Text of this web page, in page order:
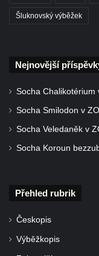
Vyhlídka Jelení
jeskyně)
Konojedské
Vyhlídka u
Šenov)
Vyhlídka Jehla u
Skalní město
Šluknovský výběžek
Nejnovější
Socha Chalikotérium
Socha Smilodon v
Socha Veledaněk v
Socha Koroun
Přehled rubrik
Českopis
Výběžkopis